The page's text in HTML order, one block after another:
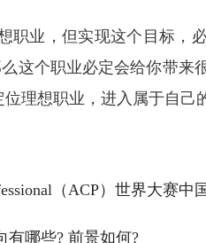
职业，但实现这个目标，
么这个职业必定会给你带
理想职业，进入属于自己
（ACP）世界大赛
有哪些? 前景如何?